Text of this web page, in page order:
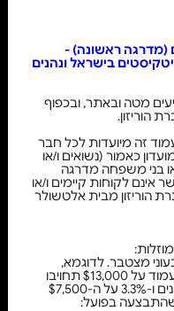
(מדרגה ראשונה) -
בישראל ונהנים
מטה ובאתר, ובכפוף
הוריזון.
זה מיועדות לכל חבר
כאמור (נשואים ו/או
או בני משפחה מדרגה
אינם לקוחות קיימים ו/או
הוריזון מבית אלטשולר
מצטבר. לדוגמא,
במידה ונפח המסחר הרבעוני שלכם יעמוד על $13,000 תחויבו
בעמלה של 3.85% על 5,500$ הראשונים ו-3.3% על ה-$7,500
בפועל: